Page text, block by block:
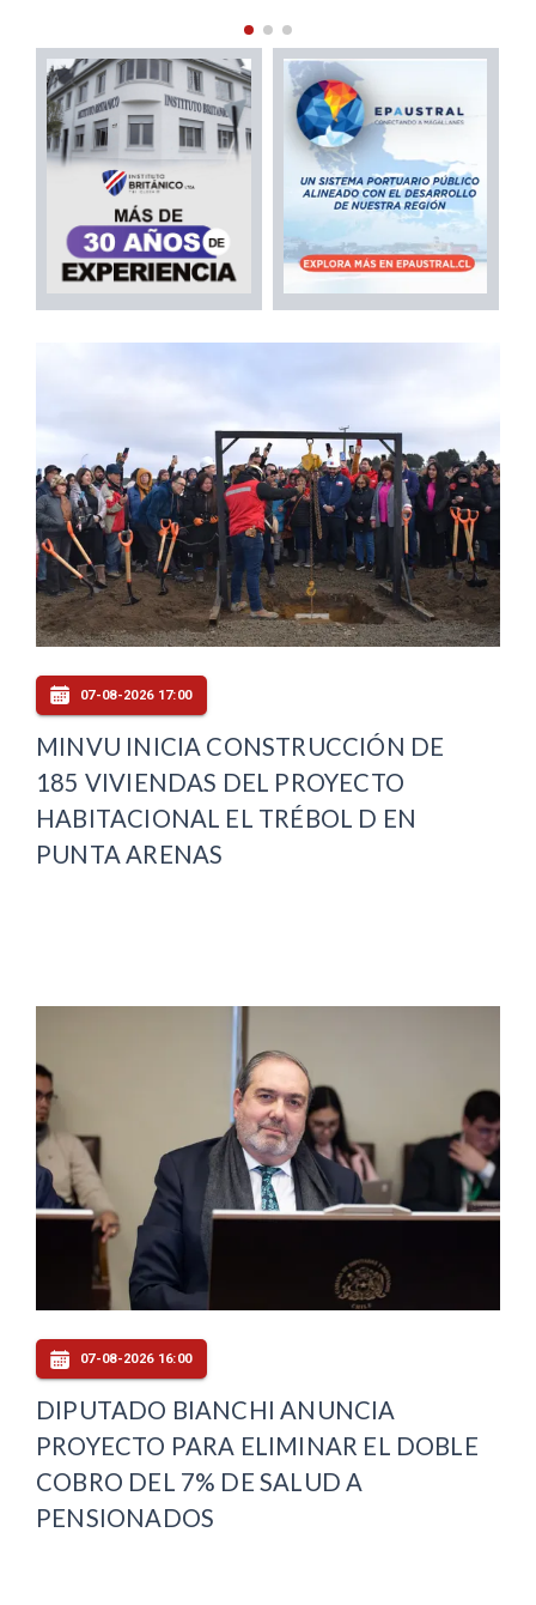
07-08-2026 17:00
MINVU INICIA CONSTRUCCIÓN DE
185 VIVIENDAS DEL PROYECTO
HABITACIONAL EL TRÉBOL D EN
PUNTA ARENAS
07-08-2026 16:00
DIPUTADO BIANCHI ANUNCIA
PROYECTO PARA ELIMINAR EL DOBLE
COBRO DEL 7% DE SALUD A
PENSIONADOS